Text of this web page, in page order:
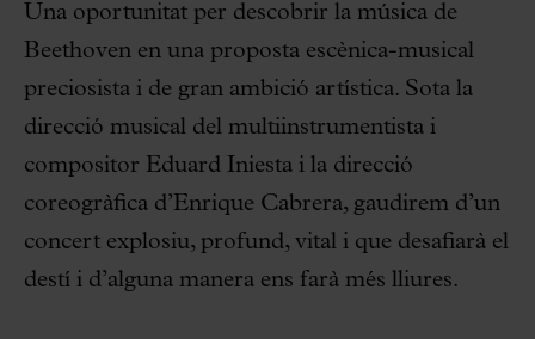
Una oportunitat per descobrir la música de
Beethoven en una proposta escènica-musical
preciosista i de gran ambició artística. Sota la
direcció musical del multiinstrumentista i
compositor Eduard Iniesta i la direcció
coreogràfica d’Enrique Cabrera, gaudirem d’un
concert explosiu, profund, vital i que desafiarà el
destí i d’alguna manera ens farà més lliures.